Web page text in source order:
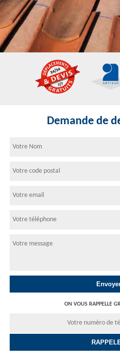
Demande de
ON VOUS RAPPELLE